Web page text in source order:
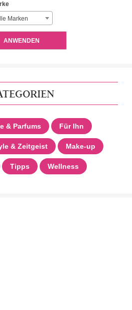
Marken
ANWENDEN
& Parfums Für Ihn
& Zeitgeist Make-up
Tipps Wellness